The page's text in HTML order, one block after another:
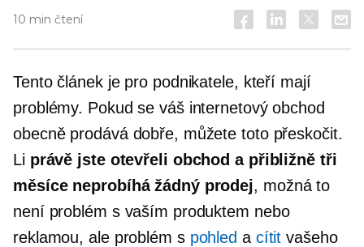
10 min čtení
Tento článek je pro podnikatele, kteří mají
problémy. Pokud se váš internetový obchod
obecně prodává dobře, můžete toto přeskočit.
Li právě jste otevřeli obchod a přibližně tři
měsíce neprobíhá žádný prodej, možná to
není problém s vaším produktem nebo
reklamou, ale problém s pohled a cítit vašeho